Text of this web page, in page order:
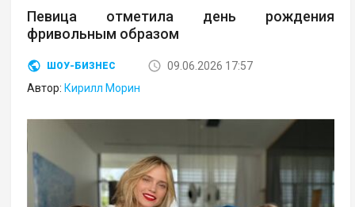
Певица отметила день рождения
фривольным образом
ШОУ-БИЗНЕС
09.06.2026 17:57
Автор: Кирилл Морин